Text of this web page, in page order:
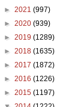
► 2021 (997)
► 2020 (939)
► 2019 (1289)
► 2018 (1635)
► 2017 (1872)
► 2016 (1226)
► 2015 (1197)